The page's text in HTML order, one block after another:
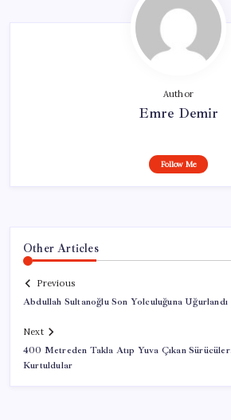
Author
Emre Demir
Follow Me
Other Articles
Previous
Abdullah Sultanoğlu Son Yolculuğuna Uğurlandı
Next
400 Metreden Takla Atıp Yuva Çıkan
Kurtuldular